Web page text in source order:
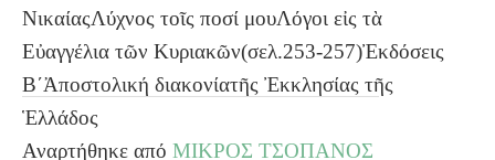
ΝικαίαςΛύχνος τοῖς ποσί μουΛόγοι εἰς τὰ
Εὐαγγέλια τῶν Κυριακῶν(σελ.253-257)Ἐκδόσεις
Β΄Ἀποστολική διακονίατῆς Ἐκκλησίας τῆς
Ἑλλάδος
Αναρτήθηκε από ΜΙΚΡΟΣ ΤΣΟΠΑΝΟΣ